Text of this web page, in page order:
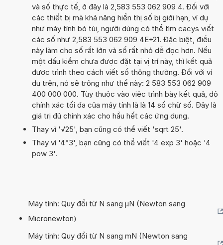
và số thực tế, ở đây là 2,583 553 062 909 4. Đối với
các thiết bị mà khả năng hiển thị số bị giới hạn, ví dụ
như máy tính bỏ túi, người dùng có thể tìm cacys viết
các số như 2,583 553 062 909 4E+21. Đặc biệt, điều
này làm cho số rất lớn và số rất nhỏ dễ đọc hơn. Nếu
một dấu kiểm chưa được đặt tại vị trí này, thì kết quả
được trình theo cách viết số thông thường. Đối với ví
dụ trên, nó sẽ trông như thế này: 2 583 553 062 909
400 000 000. Tùy thuộc vào việc trình bày kết quả, độ
chính xác tối đa của máy tính là là 14 số chữ số. Đây là
giá trị đủ chính xác cho hầu hết các ứng dụng.
Thay vì '√25', bạn cũng có thể viết 'sqrt 25'.
Thay vì '4^3', bạn cũng có thể viết '4 exp 3' hoặc '4
pow 3'.
Máy tính: Quy đổi từ N sang µN (Newton sang
Micronewton)
Máy tính: Quy đổi từ N sang mN (Newton sang